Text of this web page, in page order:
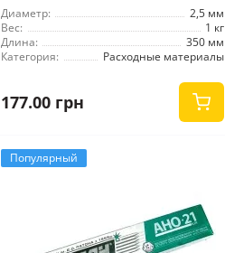
Диаметр:
2,5 мм
Вес:
1 кг
Длина:
350 мм
Категория:
Расходные материалы
177.00 грн
Популярный